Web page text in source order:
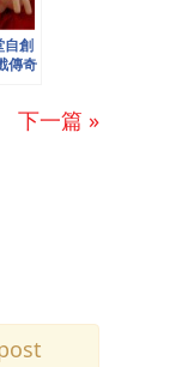
創
傳奇
下一篇 »